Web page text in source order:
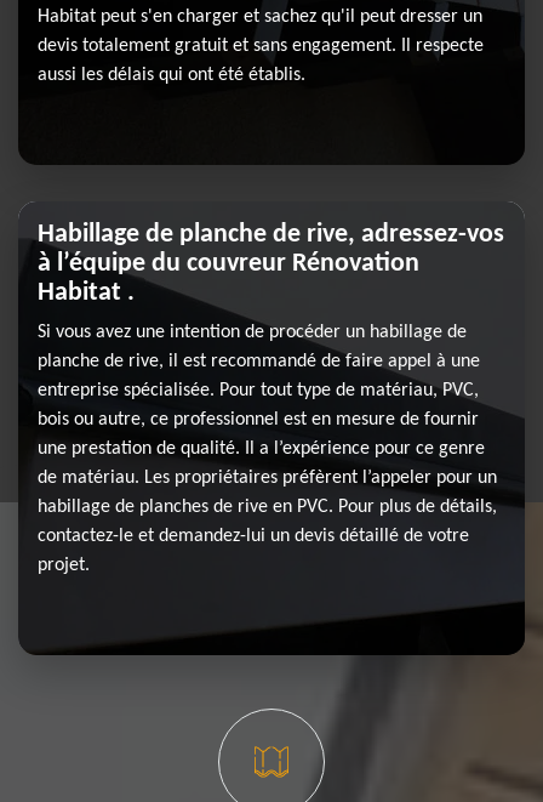
Habitat peut s'en charger et sachez qu'il peut dresser un
devis totalement gratuit et sans engagement. Il respecte
aussi les délais qui ont été établis.
Habillage de planche de rive, adressez-vos
à l’équipe du couvreur Rénovation
Habitat .
Si vous avez une intention de procéder un habillage de
planche de rive, il est recommandé de faire appel à une
entreprise spécialisée. Pour tout type de matériau, PVC,
bois ou autre, ce professionnel est en mesure de fournir
une prestation de qualité. Il a l’expérience pour ce genre
de matériau. Les propriétaires préfèrent l’appeler pour un
habillage de planches de rive en PVC. Pour plus de détails,
contactez-le et demandez-lui un devis détaillé de votre
projet.